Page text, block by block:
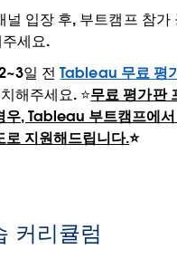
널 입장 후, 부트캠프 참가
세요.
일 전 Tableau 무료 평
해주세요. ⭐️무료 평가판
우, Tableau 부트캠프에
로 지원해드립니다.⭐️
커리큘럼